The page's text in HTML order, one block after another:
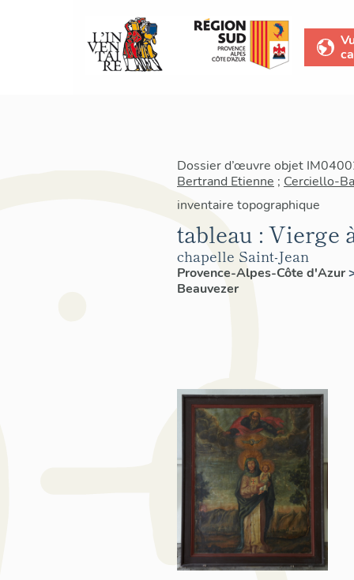
Dossier d’œuvre objet
Bertrand Etienne ; Cerciello-
inventaire topographique
tableau : Vierge
chapelle Saint-Jean
Provence-Alpes-Côte d'Azur
Beauvezer